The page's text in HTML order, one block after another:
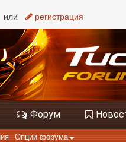
или регистрация
Форум
Опции форума